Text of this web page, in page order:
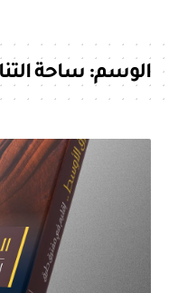
الوسم:ساحة